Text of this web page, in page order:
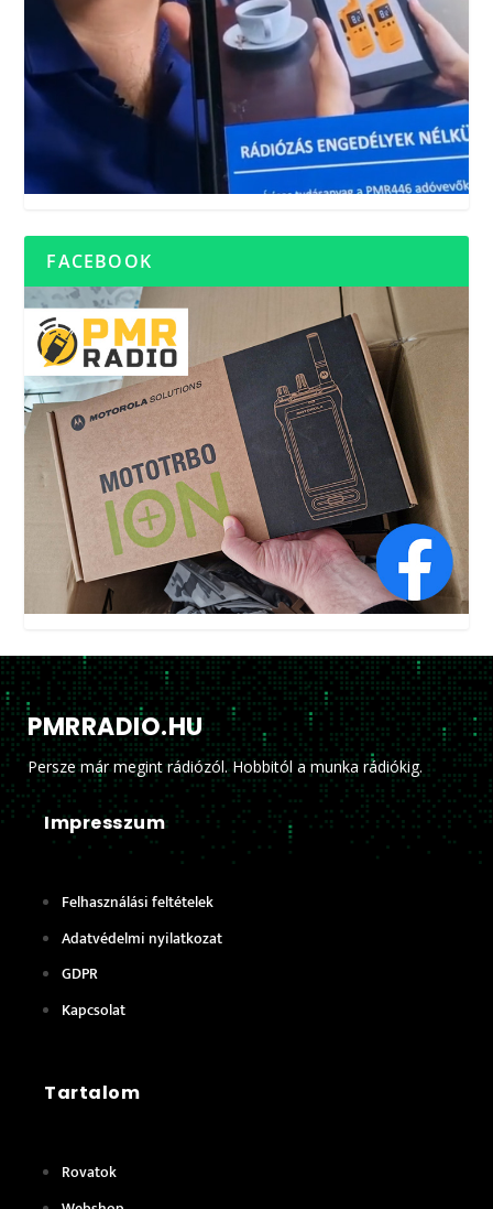
FACEBOOK
PMRRADIO.HU
Persze már megint rádiózól. Hobbitól a munka rádiókig.
Impresszum
Felhasználási feltételek
Adatvédelmi nyilatkozat
GDPR
Kapcsolat
Tartalom
Rovatok